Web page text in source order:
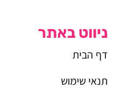
ניווט באתר
דף הבית
תנאי שימוש